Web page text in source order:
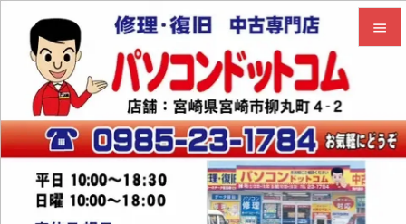

サイド
